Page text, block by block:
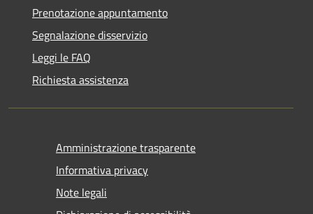
Prenotazione appuntamento
Segnalazione disservizio
Leggi le FAQ
Richiesta assistenza
Amministrazione trasparente
Informativa privacy
Note legali